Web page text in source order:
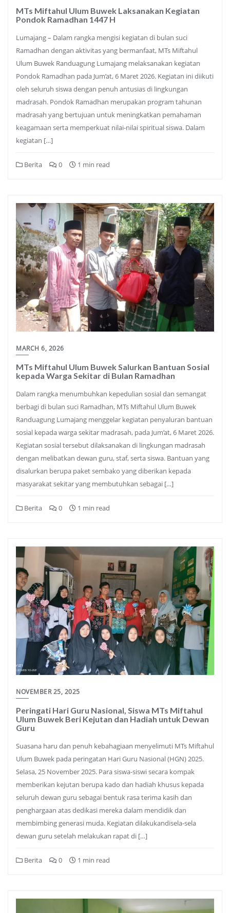
MTs Miftahul Ulum Buwek Laksanakan Kegiatan
Pondok Ramadhan 1447 H
Lumajang – Dalam rangka mengisi kegiatan di bulan suci
Ramadhan dengan aktivitas yang bermanfaat, MTs Miftahul
Ulum Buwek Randuagung Lumajang melaksanakan kegiatan
Pondok Ramadhan pada Jum’at, 6 Maret 2026. Kegiatan ini diikuti
oleh seluruh siswa dengan penuh antusias di lingkungan
madrasah. Pondok Ramadhan merupakan program tahunan
madrasah yang bertujuan untuk meningkatkan pemahaman
keagamaan serta memperkuat nilai-nilai spiritual siswa. Dalam
kegiatan […]
Berita 0 1 min read
MARCH 6, 2026
MTs Miftahul Ulum Buwek Salurkan Bantuan Sosial
kepada Warga Sekitar di Bulan Ramadhan
Dalam rangka menumbuhkan kepedulian sosial dan semangat
berbagi di bulan suci Ramadhan, MTs Miftahul Ulum Buwek
Randuagung Lumajang menggelar kegiatan penyaluran bantuan
sosial kepada warga sekitar madrasah, pada Jum’at, 6 Maret 2026.
Kegiatan sosial tersebut dilaksanakan di lingkungan madrasah
dengan melibatkan dewan guru, staf, serta siswa. Bantuan yang
disalurkan berupa paket sembako yang diberikan kepada
masyarakat sekitar yang membutuhkan sebagai […]
Berita 0 1 min read
NOVEMBER 25, 2025
Peringati Hari Guru Nasional, Siswa MTs Miftahul
Ulum Buwek Beri Kejutan dan Hadiah untuk Dewan
Guru
Suasana haru dan penuh kebahagiaan menyelimuti MTs Miftahul
Ulum Buwek pada peringatan Hari Guru Nasional (HGN) 2025.
Selasa, 25 November 2025. Para siswa-siswi secara kompak
memberikan kejutan berupa kado dan hadiah khusus kepada
seluruh dewan guru sebagai bentuk rasa terima kasih dan
penghargaan atas dedikasi mereka dalam mendidik dan
membimbing generasi muda. Kegiatan dilakukandisela-sela
dewan guru setelah melakukan rapat di […]
Berita 0 1 min read